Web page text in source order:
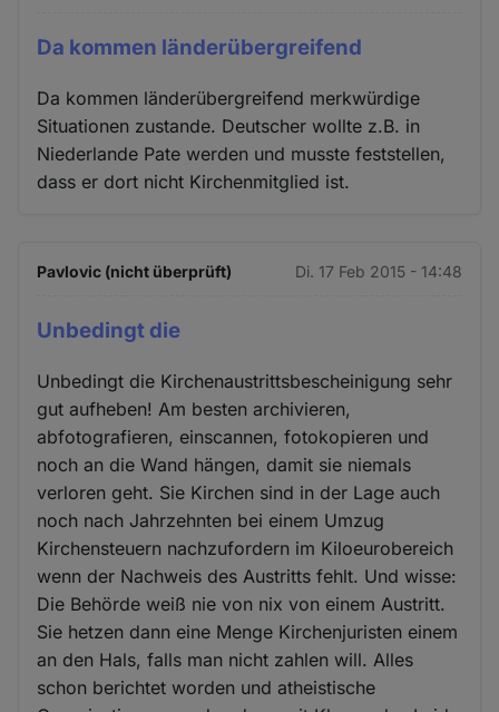
Da kommen länderübergreifend
Da kommen länderübergreifend merkwürdige
Situationen zustande. Deutscher wollte z.B. in
Niederlande Pate werden und musste feststellen,
dass er dort nicht Kirchenmitglied ist.
Pavlovic (nicht überprüft) Di. 17 Feb 2015 - 14:48
Unbedingt die
Unbedingt die Kirchenaustrittsbescheinigung sehr
gut aufheben! Am besten archivieren,
abfotografieren, einscannen, fotokopieren und
noch an die Wand hängen, damit sie niemals
verloren geht. Sie Kirchen sind in der Lage auch
noch nach Jahrzehnten bei einem Umzug
Kirchensteuern nachzufordern im Kiloeurobereich
wenn der Nachweis des Austritts fehlt. Und wisse:
Die Behörde weiß nie von nix von einem Austritt.
Sie hetzen dann eine Menge Kirchenjuristen einem
an den Hals, falls man nicht zahlen will. Alles
schon berichtet worden und atheistische